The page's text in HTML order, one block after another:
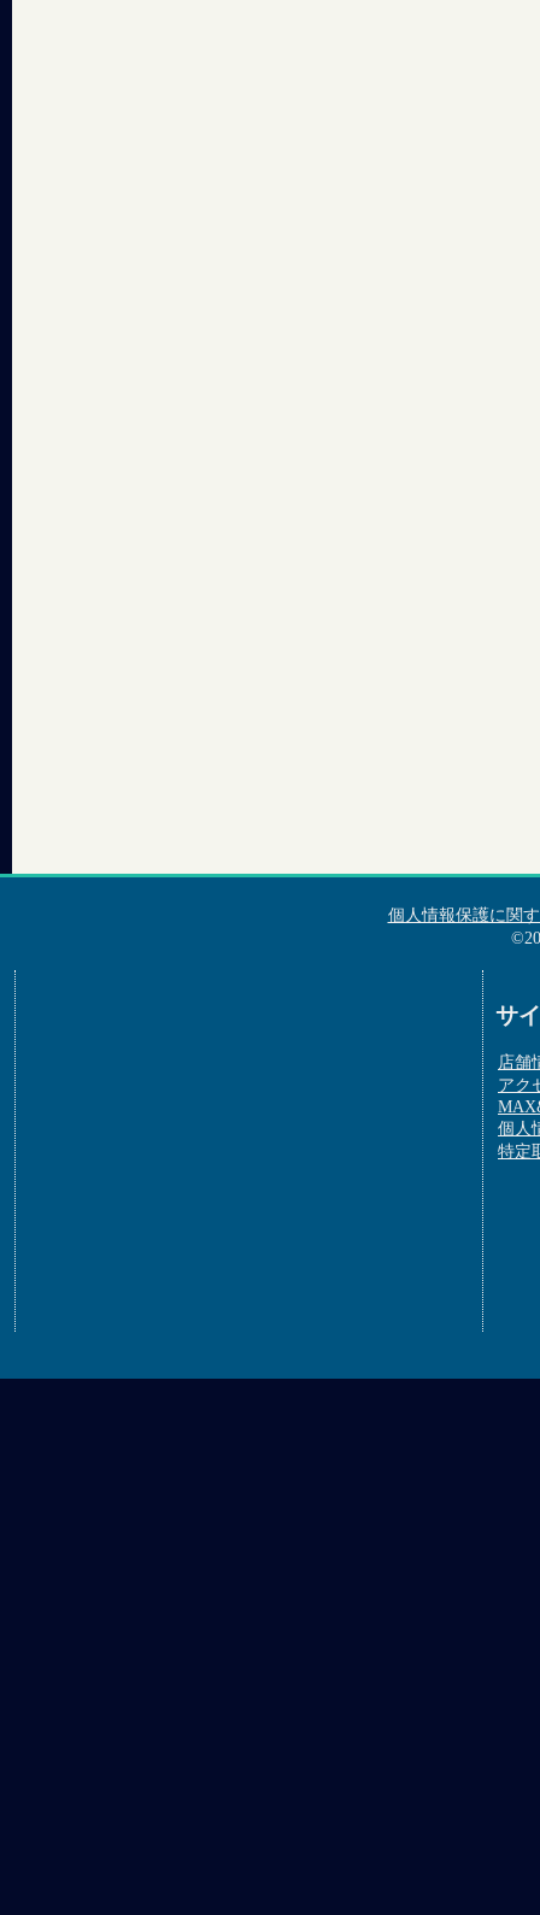
個人情報保護に関
サ
店舗
アク
個人
特定